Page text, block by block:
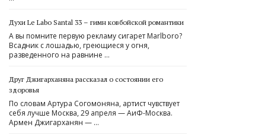
Духи Le Labo Santal 33 – гимн ковбойской романтики
А вы помните первую рекламу сигарет Marlboro?
Всадник с лошадью, греющиеся у огня,
разведенного на равнине …
Друг Джигарханяна рассказал о состоянии его
здоровья
По словам Артура Согомоняна, артист чувствует
себя лучше Моcква, 29 апреля — АиФ-Москва.
Армен Джигарханян — …